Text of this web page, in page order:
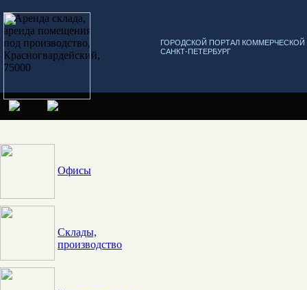
ГОРОДСКОЙ ПОРТАЛ
САНКТ-ПЕТЕРБУРГ
Офисы
Склады,
производство